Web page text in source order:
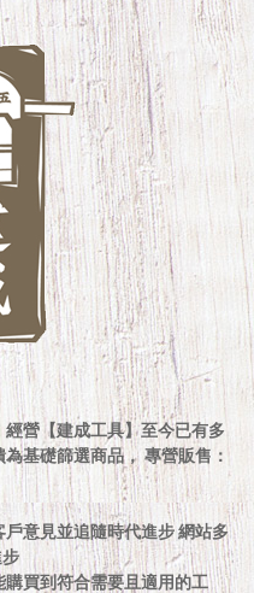
營【建成工具】至今已有多
基礎篩選商品， 專營販售：
意見並追隨時代進步 網站多
買到符合需要且適用的工